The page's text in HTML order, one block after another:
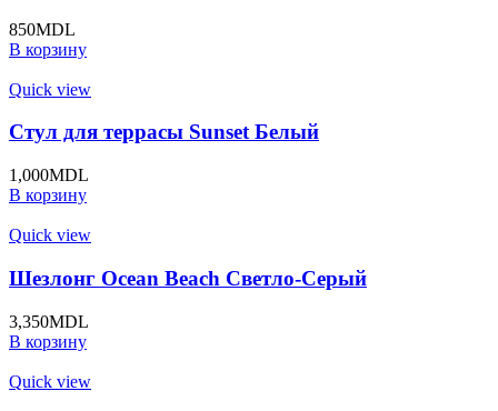
850MDL
В корзину
Quick view
Стул для террасы Sunset Белый
1,000MDL
В корзину
Quick view
Шезлонг Ocean Beach Светло-Серый
3,350MDL
В корзину
Quick view